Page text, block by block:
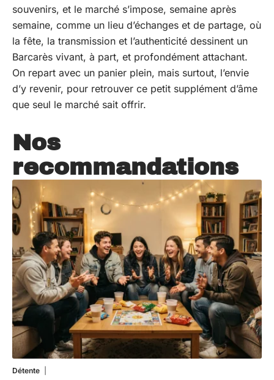
souvenirs, et le marché s’impose, semaine après
semaine, comme un lieu d’échanges et de partage, où
la fête, la transmission et l’authenticité dessinent un
Barcarès vivant, à part, et profondément attachant.
On repart avec un panier plein, mais surtout, l’envie
d’y revenir, pour retrouver ce petit supplément d’âme
que seul le marché sait offrir.
Nos
recommandations
Détente